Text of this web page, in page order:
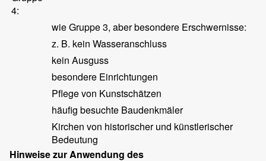
4:
wie Gruppe 3, aber besondere Erschwernisse:
z. B. kein Wasseranschluss
kein Ausguss
besondere Einrichtungen
Pflege von Kunstschätzen
häufig besuchte Baudenkmäler
Kirchen von historischer und künstlerischer
Bedeutung
Hinweise zur Anwendung des